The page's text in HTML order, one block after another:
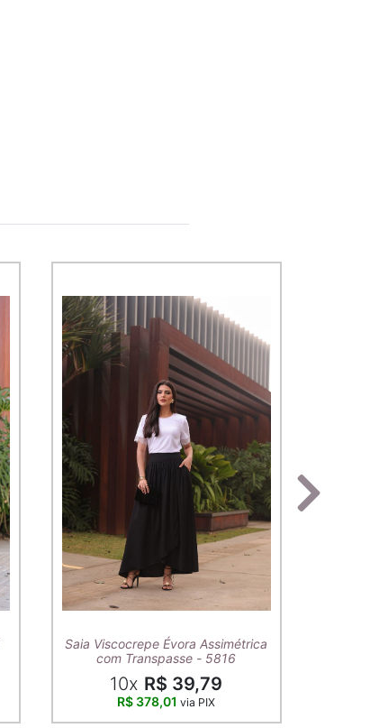
Saia Viscocrepe Évora Assimétrica
com Transpasse - 5816
10x R$ 39,79
R$ 378,01via PIX